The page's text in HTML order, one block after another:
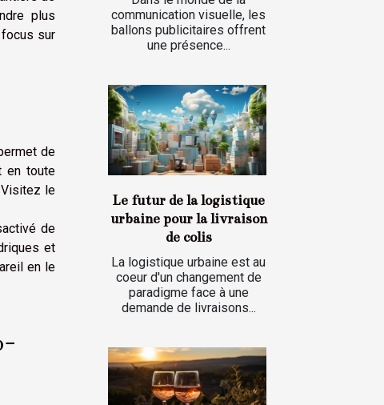
plus
sur
de
en toute
le
de
et
en le
communication visuelle, les
ballons publicitaires offrent
une présence...
Le futur de la logistique
urbaine pour la livraison
de colis
La logistique urbaine est au
coeur d'un changement de
paradigme face à une
demande de livraisons...